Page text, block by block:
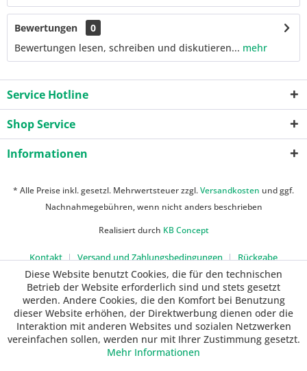
Bewertungen
0
Bewertungen lesen, schreiben und diskutieren... mehr
Service Hotline
Shop Service
Informationen
* Alle Preise inkl. gesetzl. Mehrwertsteuer zzgl.Versandkosten und ggf.
Nachnahmegebühren, wenn nicht anders beschrieben
Realisiert durch KB Concept
Kontakt Versand und Zahlungsbedingungen Rückgabe
Diese Website benutzt Cookies, die für den technischen
Betrieb der Website erforderlich sind und stets gesetzt
werden. Andere Cookies, die den Komfort bei Benutzung
dieser Website erhöhen, der Direktwerbung dienen oder die
Interaktion mit anderen Websites und sozialen Netzwerken
vereinfachen sollen, werden nur mit Ihrer Zustimmung gesetzt.
Mehr Informationen